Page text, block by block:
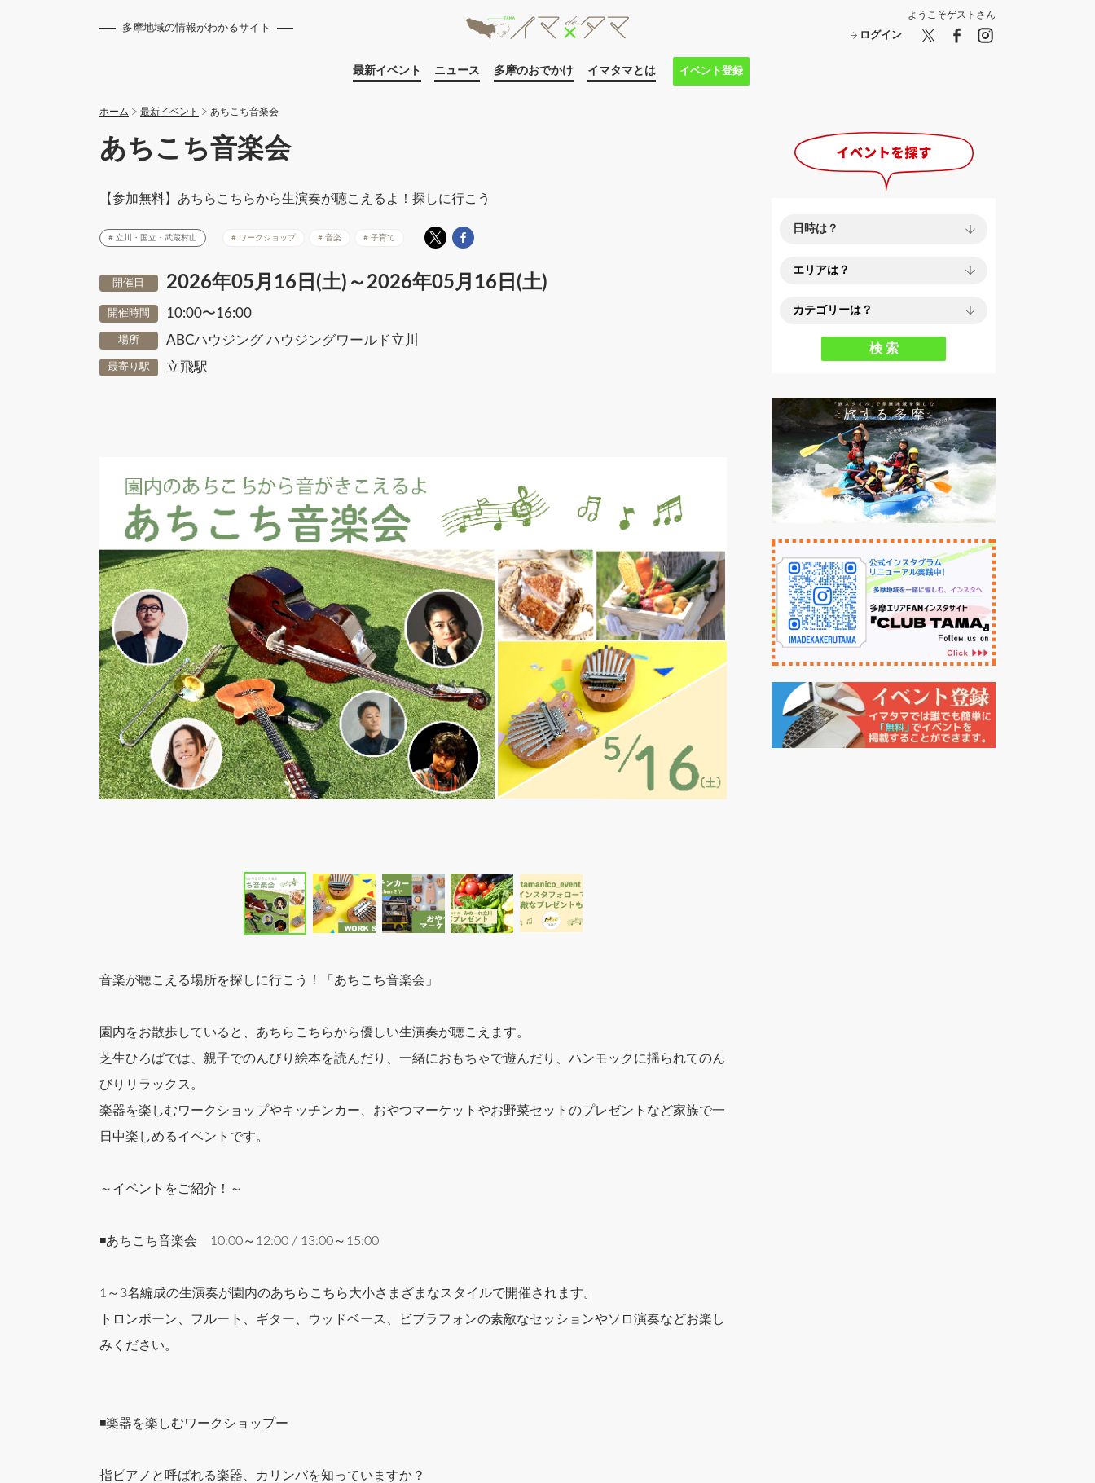
多摩地域の情報がわかるサイト
ようこそゲスト さん
ログイン
最新イベント ニュース 多摩のおでかけ イマタマとは イベント登録
ホーム 最新イベント あちこち音楽会
あちこち音楽会
【参加無料】あちらこちらから生演奏が聴こえるよ！探しに行こう
立川・国立・武蔵村山 ワークショップ 音楽 子育て
開催日 2026年05月16日(土)～2026年05月16日(土)
開催時間 10:00〜16:00
場所 ABCハウジング ハウジングワールド立川
最寄り駅 立飛駅
音楽が聴こえる場所を探しに行こう！「あちこち音楽会」
園内をお散歩していると、あちらこちらから優しい生演奏が聴こえます。
芝生ひろばでは、親子でのんびり絵本を読んだり、一緒におもちゃで遊んだり、ハンモックに揺られてのん
びりリラックス。
楽器を楽しむワークショップやキッチンカー、おやつマーケットやお野菜セットのプレゼントなど家族で一
日中楽しめるイベントです。
～イベントをご紹介！～
◾️あちこち音楽会 10:00～12:00 / 13:00～15:00
1～3名編成の生演奏が園内のあちらこちら大小さまざまなスタイルで開催されます。
トロンボーン、フルート、ギター、ウッドベース、ビブラフォンの素敵なセッションやソロ演奏などお楽し
みください。
◾️楽器を楽しむワークショップー
指ピアノと呼ばれる楽器、カリンバを知っていますか？
検 索